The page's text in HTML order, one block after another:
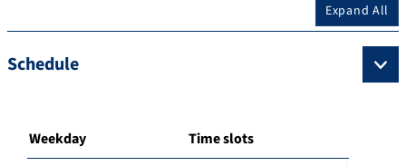
Expand All
Schedule
Weekday Time slots